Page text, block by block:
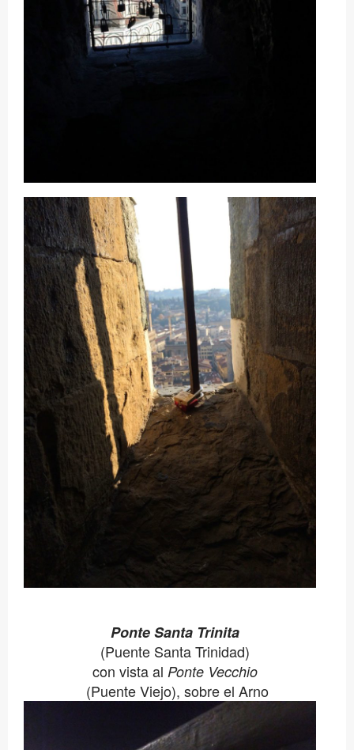
Ponte Santa Trinita
(Puente Santa Trinidad)
con vista al Ponte Vecchio
(Puente Viejo), sobre el Arno